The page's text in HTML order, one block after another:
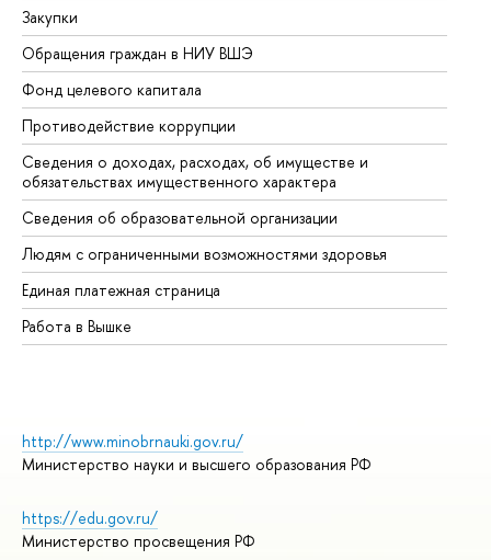
Закупки
Обращения граждан в НИУ ВШЭ
Фонд целевого капитала
Противодействие коррупции
Сведения о доходах, расходах, об имуществе и
обязательствах имущественного характера
Сведения об образовательной организации
Людям с ограниченными возможностями здоровья
Единая платежная страница
Работа в Вышке
http://www.minobrnauki.gov.ru/
Министерство науки и высшего образования РФ
https://edu.gov.ru/
Министерство просвещения РФ